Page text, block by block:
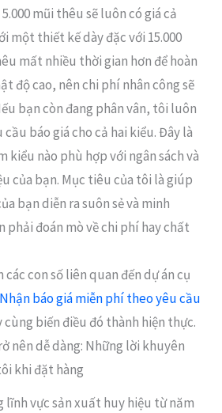
mũi thêu sẽ luôn có giá cả
một thiết kế dày đặc với 15.000
mất nhiều thời gian hơn để hoàn
độ cao, nên chi phí nhân công sẽ
bạn còn đang phân vân, tôi luôn
báo giá cho cả hai kiểu. Đây là
kiểu nào phù hợp với ngân sách và
của bạn. Mục tiêu của tôi là giúp
bạn diễn ra suôn sẻ và minh
phải đoán mò về chi phí hay chất
các con số liên quan đến dự án cụ
Nhận báo giá miễn phí theo yêu cầu
cùng biến điều đó thành hiện thực.
nên dễ dàng: Những lời khuyên
khi đặt hàng
lĩnh vực sản xuất huy hiệu từ năm